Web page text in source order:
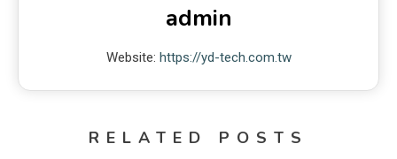
admin
Website: https://yd-tech.com.tw
RELATED POSTS